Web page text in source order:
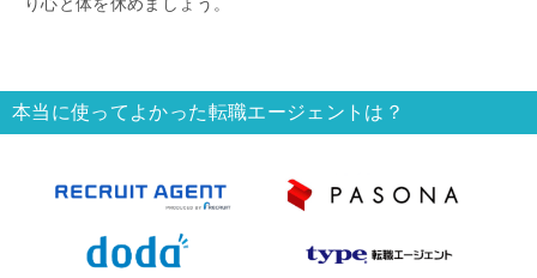
本当に使ってよかった転職エージェントは？